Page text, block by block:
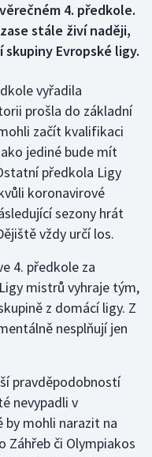
4. předkole.
stále živí naději,
Evropské ligy.
vyřadila
prošla do základní
začít kvalifikaci
jediné bude mít
předkola Ligy
koronavirové
sezony hrát
vždy určí los.
4. předkole za
mistrů vyhraje tým,
z domácí ligy. Z
nesplňují jen
pravděpodobností
nevypadli v
by mohli narazit na
Záhřeb či Olympiakos